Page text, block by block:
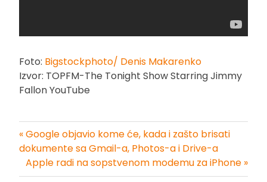
Foto: Bigstockphoto/ Denis Makarenko
Izvor: TOPFM-The Tonight Show Starring Jimmy
Fallon YouTube
Kretanje
članka
« Google objavio kome će, kada i zašto brisati
dokumente sa Gmail-a, Photos-a i Drive-a
Apple radi na sopstvenom modemu za iPhone »